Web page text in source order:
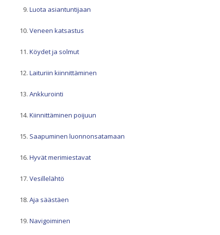
Luota asiantuntijaan
Veneen katsastus
Köydet ja solmut
Laituriin kiinnittäminen
Ankkurointi
Kiinnittäminen poijuun
Saapuminen luonnonsatamaan
Hyvät merimiestavat
Vesillelähtö
Aja säästäen
Navigoiminen